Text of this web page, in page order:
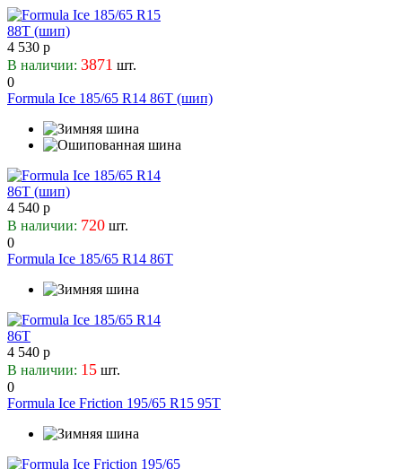
4 530 р
В наличии: 3871 шт.
0
Formula Ice 185/65 R14 86T (шип)
4 540 р
В наличии: 720 шт.
0
Formula Ice 185/65 R14 86T
4 540 р
В наличии: 15 шт.
0
Formula Ice Friction 195/65 R15 95T